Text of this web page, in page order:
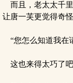
而且，老太太千
让唐一芙更觉得奇怪
“您怎么知道我在
这也来得太巧了吧